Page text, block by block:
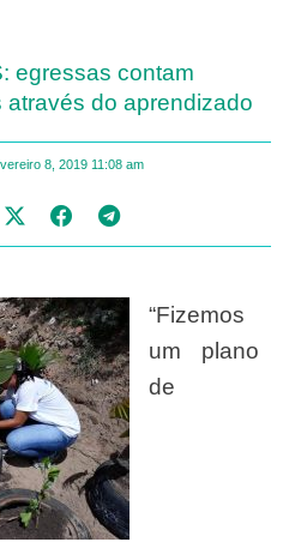
egressas contam
do aprendizado
8, 2019 11:08 am
“Fizemos
um plano
de